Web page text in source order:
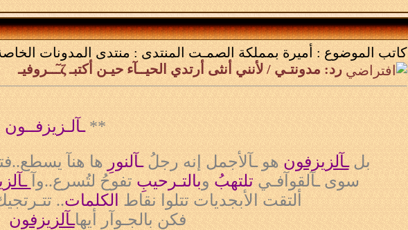
كاتب الموضوع : أميرة بمملكة الصمـت المنتدى : منتدى المدونات
رد: مدونتـي / لأنني أنثى أرتدي الحيــآء حيـن أكتبـ ζـٓــروفيـ
** ـآلـزيزفــون
بل ـآلزيزفون هو ـآلأجمل إنه رجلُ ـآلنورِ ها هنآ يسطع..
سوى ـآلقوآفـي تلتهبُ وبالتـرحيبِ تفوحُ لتُسرع..وآ
ألتقت الأبجديات تتلوا نقاط الكلمات..
فكن بالجـوآر أيهاـآلزيزفون